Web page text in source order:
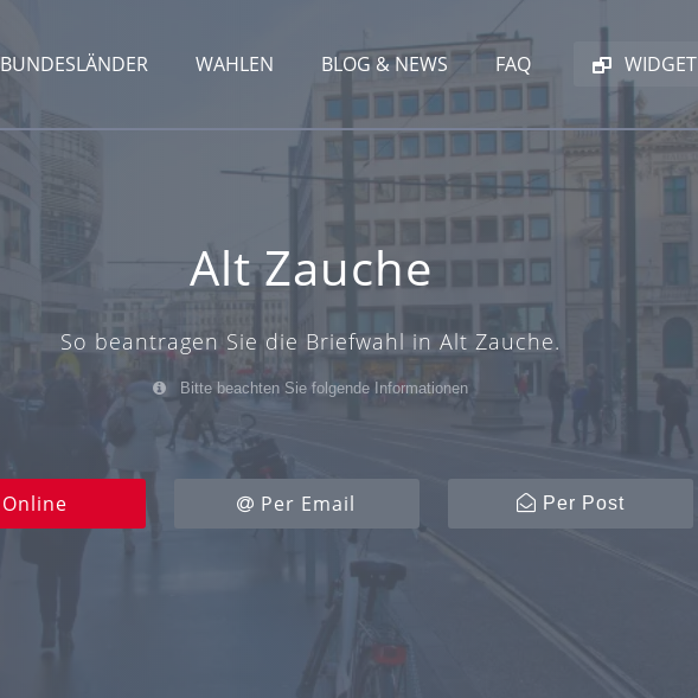
BUNDESLÄNDER WAHLEN BLOG & NEWS FAQ WIDGET
Alt Zauche
So beantragen Sie die Briefwahl in Alt Zauche.
Bitte beachten Sie folgende Informationen
Online Per Email Per Post